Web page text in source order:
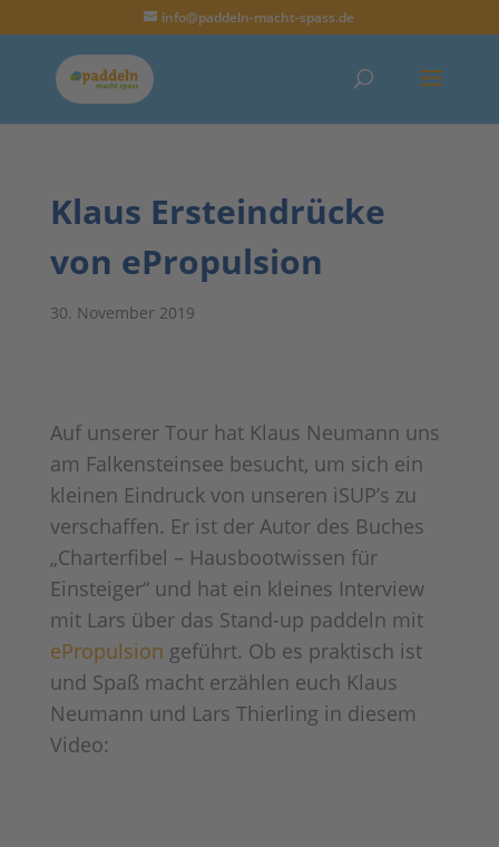
info@paddeln-macht-spass.de
Klaus Ersteindrücke
von ePropulsion
30. November 2019
Auf unserer Tour hat Klaus Neumann uns
am Falkensteinsee besucht, um sich ein
kleinen Eindruck von unseren iSUP’s zu
verschaffen. Er ist der Autor des Buches
„Charterfibel – Hausbootwissen für
Einsteiger“ und hat ein kleines Interview
mit Lars über das Stand-up paddeln mit
ePropulsion geführt. Ob es praktisch ist
und Spaß macht erzählen euch Klaus
Neumann und Lars Thierling in diesem
Video: